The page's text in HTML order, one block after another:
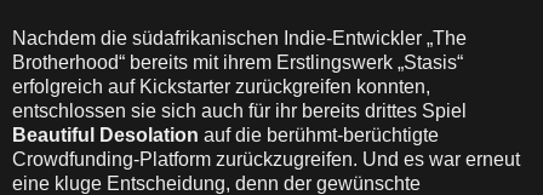
Nachdem die südafrikanischen Indie-Entwickler „The
Brotherhood“ bereits mit ihrem Erstlingswerk „Stasis“
erfolgreich auf Kickstarter zurückgreifen konnten,
entschlossen sie sich auch für ihr bereits drittes Spiel
Beautiful Desolation auf die berühmt-berüchtigte
Crowdfunding-Platform zurückzugreifen. Und es war erneut
eine kluge Entscheidung, denn der gewünschte